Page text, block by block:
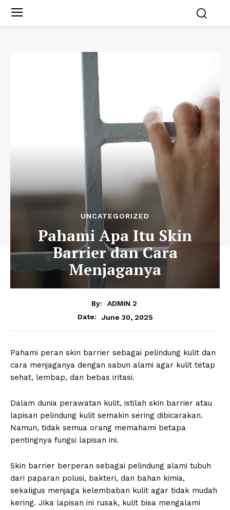
UNCATEGORIZED
Pahami Apa Itu Skin
Barrier dan Cara
Menjaganya
By:
ADMIN 2
Date:
June 30, 2025
Pahami peran skin barrier sebagai pelindung kulit dan
cara menjaganya dengan sabun alami agar kulit tetap
sehat, lembap, dan bebas iritasi.
Dalam dunia perawatan kulit, istilah skin barrier atau
lapisan pelindung kulit semakin sering dibicarakan.
Namun, tidak semua orang memahami betapa
pentingnya fungsi lapisan ini.
Skin barrier berperan sebagai pelindung alami tubuh
dari paparan polusi, bakteri, dan bahan kimia,
sekaligus menjaga kelembaban kulit agar tidak mudah
kering. Jika lapisan ini rusak, kulit bisa mengalami